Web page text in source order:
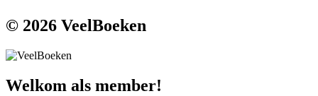
© 2026 VeelBoeken
Welkom als member!